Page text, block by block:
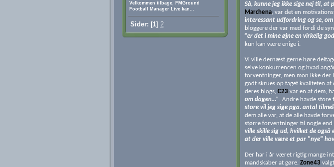
Velkommen tilbage, FMGround
Football Manager Live kan...
Sider: [1] 2
Så, kunne jeg ikke sige nej til, at
Marchena, var det en
interessant udfordring og se, om
bloggere der var med fordi de
”er det i mine øjne en virkelig
kun kan være enige i.
Vi ville dernæst gerne høre
selve konkurrencen og hvad
forventninger, men mon ikke der
godt skrues op taget kvaliteten
deres blogs, C23var en af dem,
om dagen…” . Andre havde
store vil jeg sige pga. antal
dem alle var, at de alle havde
større forventninger til nogle end
ville skille sig ud, hvilket de
at der ville være et par "nye"
Der har i år været rigtig mange
mandskaber at gøre. Zone43